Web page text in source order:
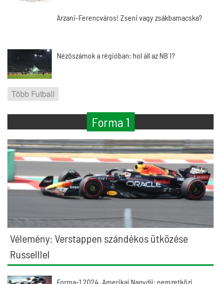
Arzani-Ferencváros! Zseni vagy zsákbamacska?
Nézőszámok a régióban: hol áll az NB I?
Több Futball
Forma 1
Vélemény: Verstappen szándékos ütközése
Russelllel
Forma-1 2024, Amerikai Nagydíj: nemzetközi